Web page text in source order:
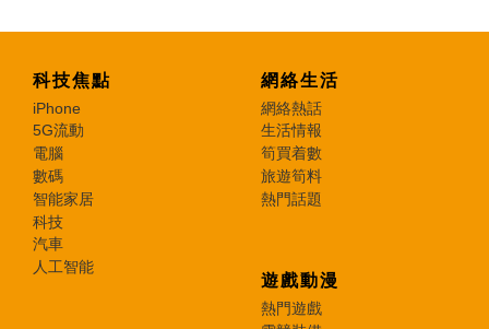
科技焦點
iPhone
5G流動
電腦
數碼
智能家居
科技
汽車
人工智能
網絡生活
網絡熱話
生活情報
筍買着數
旅遊筍料
熱門話題
遊戲動漫
熱門遊戲